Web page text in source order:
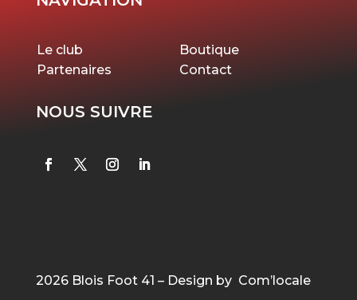
Le club
Boutique
Partenaires
Contact
NOUS SUIVRE
2026 Blois Foot 41 – Design by Com’locale